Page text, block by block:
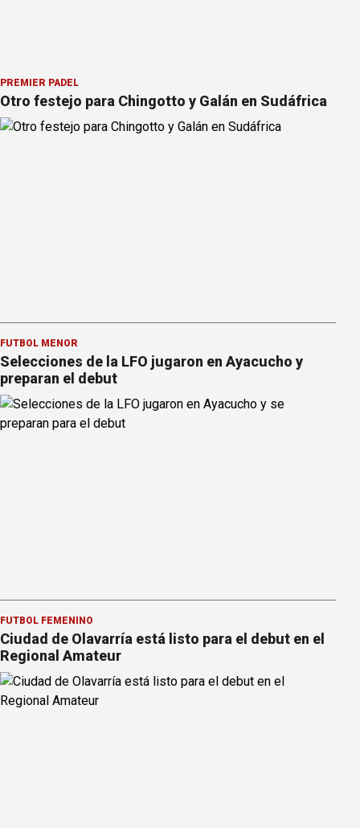
PREMIER PÁDEL
Otro festejo para Chingotto y Galán en Sudáfrica
FÚTBOL MENOR
Selecciones de la LFO jugaron en Ayacucho y
preparan el debut
FÚTBOL FEMENINO
Ciudad de Olavarría está listo para el debut en el
Regional Amateur